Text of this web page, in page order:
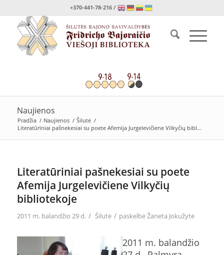
+370-441-78-216 /
Naujienos
Pradžia / Naujienos / Šilutė /
Literatūriniai pašnekesiai su poete Afemija Jurgelevičiene Vilkyčių bibl...
Literatūriniai pašnekesiai su poete
Afemija Jurgelevičiene Vilkyčių
bibliotekoje
2011 m. balandžio 29 d. / Šilutė / paskelbėŽaneta Jokužytė
2011 m. balandžio